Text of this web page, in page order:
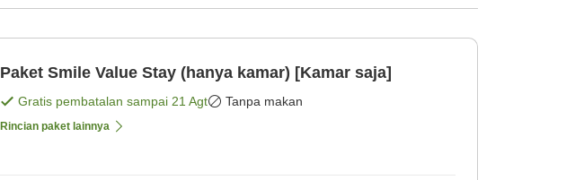
Paket Smile Value Stay (hanya kamar) [Kamar saja]
Gratis pembatalan sampai 21 Agt Tanpa makan
Rincian paket lainnya